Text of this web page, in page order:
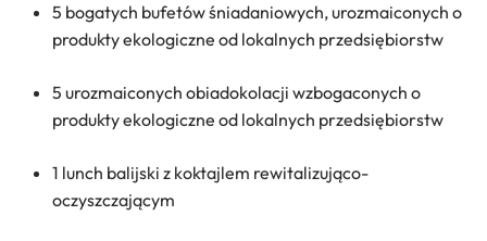
5 bogatych bufetów śniadaniowych, urozmaiconych o
produkty ekologiczne od lokalnych przedsiębiorstw
5 urozmaiconych obiadokolacji wzbogaconych o
produkty ekologiczne od lokalnych przedsiębiorstw
1 lunch balijski z koktajlem rewitalizująco-
oczyszczającym